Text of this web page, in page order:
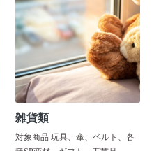
雑貨類
対象商品 玩具、傘、ベルト、各